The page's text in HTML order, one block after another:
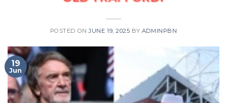
POSTED ONJUNE 19, 2025 BY ADMINPBN
19
Jun